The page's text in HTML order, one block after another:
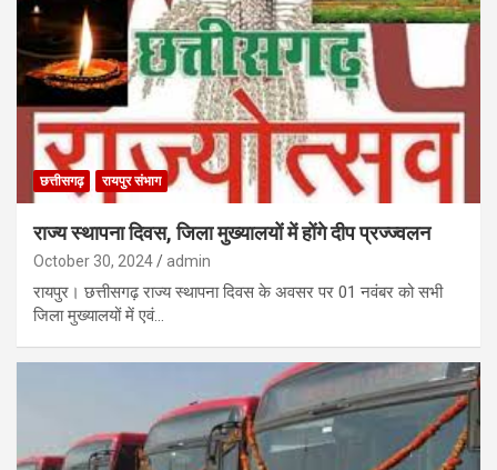
छत्तीसगढ़ रायपुर संभाग
राज्य स्थापना दिवस, जिला मुख्यालयों में होंगे दीप प्रज्ज्वलन
October 30, 2024 admin
रायपुर। छत्तीसगढ़ राज्य स्थापना दिवस के अवसर पर 01 नवंबर को सभी
जिला मुख्यालयों में एवं…